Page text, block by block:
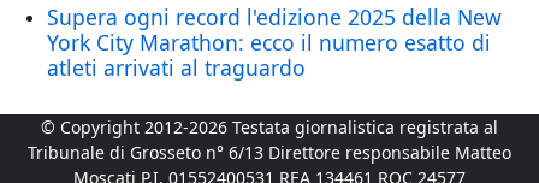
Supera ogni record l'edizione 2025 della New
York City Marathon: ecco il numero esatto di
atleti arrivati al traguardo
© Copyright 2012-2026 Testata giornalistica registrata al
Tribunale di Grosseto n° 6/13 Direttore responsabile Matteo
Moscati P.I. 01552400531 REA 134461 ROC 24577